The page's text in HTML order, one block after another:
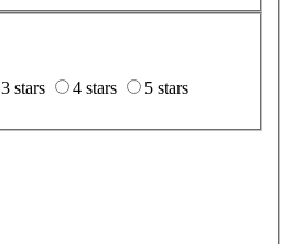
3 stars 4 stars
5 stars